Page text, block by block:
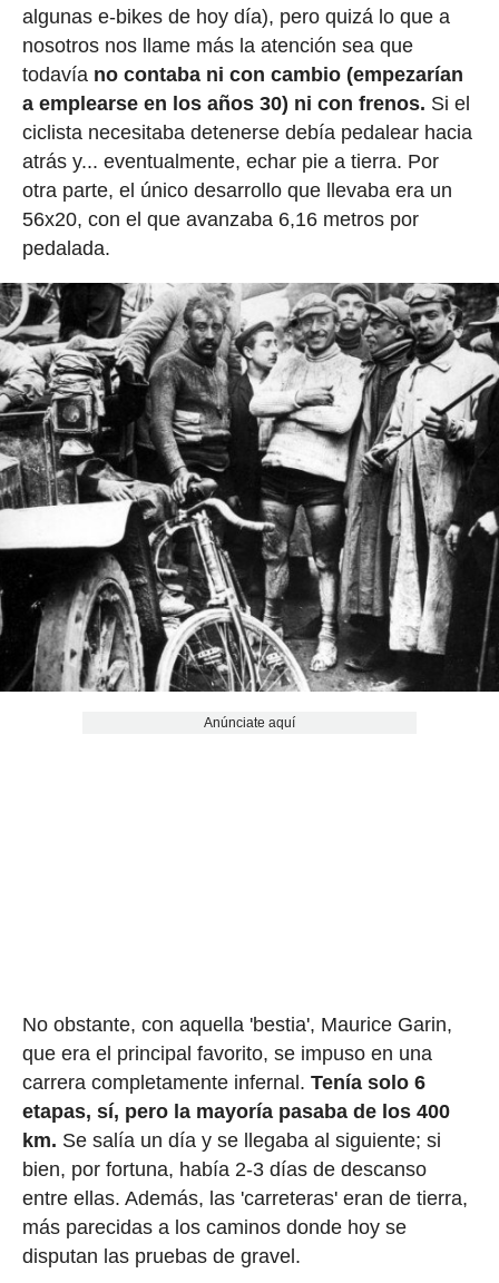
algunas e-bikes de hoy día), pero quizá lo que a
nosotros nos llame más la atención sea que
todavía no contaba ni con cambio (empezarían
a emplearse en los años 30) ni con frenos. Si el
ciclista necesitaba detenerse debía pedalear hacia
atrás y... eventualmente, echar pie a tierra. Por
otra parte, el único desarrollo que llevaba era un
56x20, con el que avanzaba 6,16 metros por
pedalada.
Anúnciate aquí
No obstante, con aquella 'bestia', Maurice Garin,
que era el principal favorito, se impuso en una
carrera completamente infernal. Tenía solo 6
etapas, sí, pero la mayoría pasaba de los 400
km. Se salía un día y se llegaba al siguiente; si
bien, por fortuna, había 2-3 días de descanso
entre ellas. Además, las 'carreteras' eran de tierra,
más parecidas a los caminos donde hoy se
disputan las pruebas de gravel.